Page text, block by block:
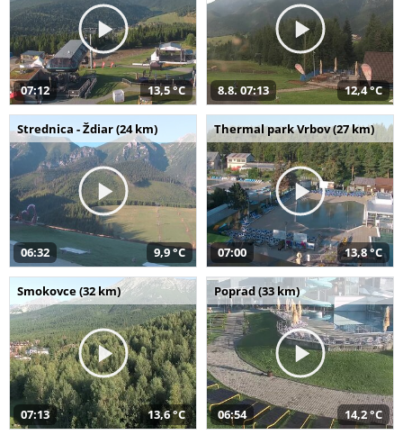
07:12 13,5 °C 8.8. 07:13 12,4 °C
Strednica - Ždiar (24 km)
06:32 9,9 °C
Thermal park Vrbov (27 km)
07:00 13,8 °C
Smokovce (32 km)
07:13 13,6 °C
Poprad (33 km)
06:54 14,2 °C